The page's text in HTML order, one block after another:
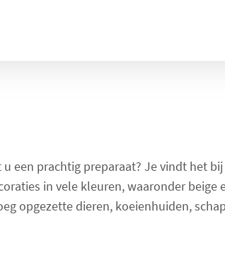
een prachtig preparaat? Je vindt het
in vele kleuren, waaronder beige
opgezette dieren, koeienhuiden,